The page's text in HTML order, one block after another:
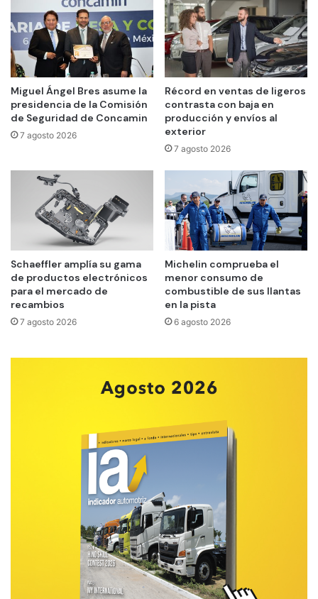
Miguel Ángel Bres asume la
presidencia de la Comisión
de Seguridad de Concamin
7 agosto 2026
Récord en ventas de ligeros
contrasta con baja en
producción y envíos al
exterior
7 agosto 2026
Schaeffler amplía su gama
de productos electrónicos
para el mercado de
recambios
7 agosto 2026
Michelin comprueba el
menor consumo de
combustible de sus llantas
en la pista
6 agosto 2026